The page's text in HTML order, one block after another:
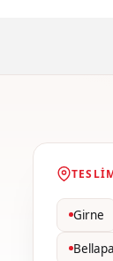
Girne